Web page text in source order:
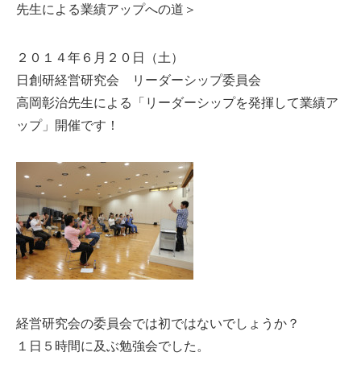
先生による業績アップへの道＞
２０１４年６月２０日（土）
日創研経営研究会 リーダーシップ委員会
高岡彰治先生による「リーダーシップを発揮して業績ア
ップ」開催です！
経営研究会の委員会では初ではないでしょうか？
１日５時間に及ぶ勉強会でした。